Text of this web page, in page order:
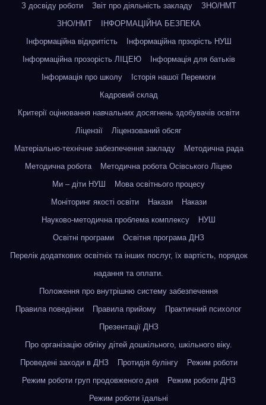
З досвіду роботи
Звіт про діяльність закладу
ЗНО/НМТ
ЗНО/НМТ
ІНФОРМАЦІЙНА БЕЗПЕКА
Інформаційна відкритість
Інформаційна прзорість НУШ
Інформаційна прозорість ЛІЦЕЮ
Інформація для батьків
Інформація про школу
Історія нашої Перемоги
Кадровий склад
Критерії оцінювання навчальних досягнень здобувачів освіти
Ліцензії
Ліцензований обсяг
Матеріально-технічне забезпечення закладу
Методична рада
Методична робота
Методична робота Осівського Ліцею
Ми – діти НУШ
Мова освітнього процесу
Моніторинг якості освіти
Накази
Накази
Науково-методична проблема комплексу
НУШ
Освітні програми
Освітня програма ДНЗ
Перелік додаткових освітніх та інших послуг, їх вартість, порядок
надання та оплати.
Положення про внутрішню систему забезпечення
Правила поведінки
Правила прийому
Практичний психолог
Презентації ДНЗ
Про організацію обліку дітей дошкільного, шкільного віку.
Проведені заходи в ДНЗ
Протидія булінгу
Режим роботи
Режим роботи груп продовженого дня
Режим роботи ДНЗ
Режим роботи їдальні